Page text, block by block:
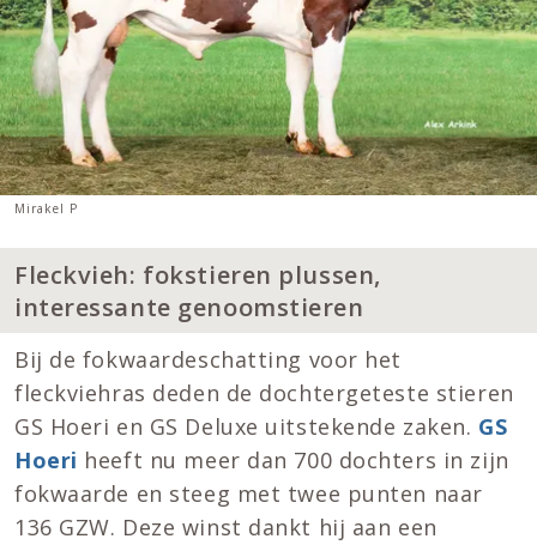
Mirakel P
Fleckvieh: fokstieren plussen,
interessante genoomstieren
Bij de fokwaardeschatting voor het
fleckviehras deden de dochtergeteste stieren
GS Hoeri en GS Deluxe uitstekende zaken. GS
Hoeri heeft nu meer dan 700 dochters in zijn
fokwaarde en steeg met twee punten naar
136 GZW. Deze winst dankt hij aan een